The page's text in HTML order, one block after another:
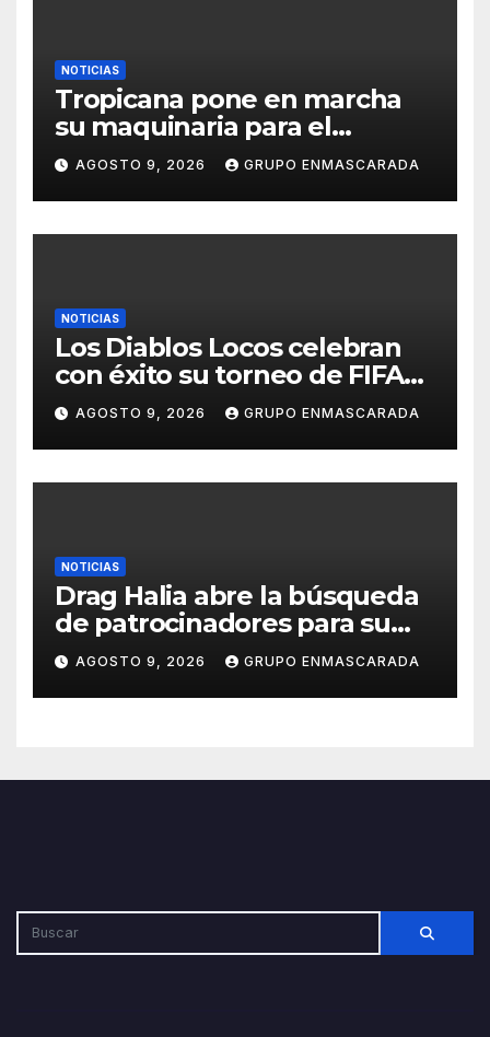
NOTICIAS
Tropicana pone en marcha
su maquinaria para el
Carnaval 2027 con los
primeros ensayos de Lucas
Darias
AGOSTO 9, 2026 GRUPO ENMASCARADA
NOTICIAS
Los Diablos Locos celebran
con éxito su torneo de FIFA
durante el verano
AGOSTO 9, 2026 GRUPO ENMASCARADA
NOTICIAS
Drag Halia abre la búsqueda
de patrocinadores para su
participación en el Carnaval
de Las Palmas de Gran
Canaria 2027
AGOSTO 9, 2026 GRUPO ENMASCARADA